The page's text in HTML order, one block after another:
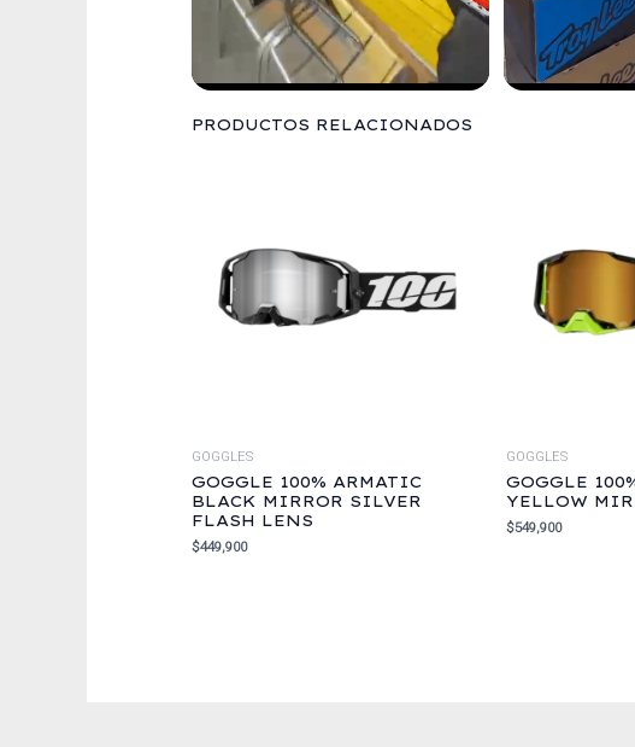
PRODUCTOS RELACIONADOS
GOGGLES
GOGGLE 100% ARMATIC
BLACK MIRROR SILVER
FLASH LENS
$449,900
GOGGLES
GOGGLE
YELLOW
$549,900